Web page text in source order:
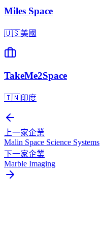
Miles Space
🇺🇸美國
TakeMe2Space
🇮🇳印度
上一家企業
Malin Space Science Systems
下一家企業
Marble Imaging